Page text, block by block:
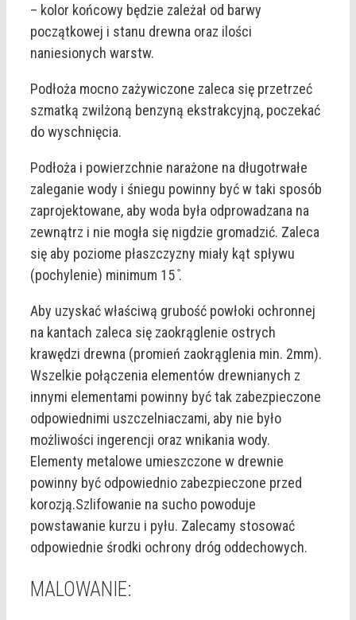
– kolor końcowy będzie zależał od barwy
początkowej i stanu drewna oraz ilości
naniesionych warstw.
Podłoża mocno zażywiczone zaleca się przetrzeć
szmatką zwilżoną benzyną ekstrakcyjną, poczekać
do wyschnięcia.
Podłoża i powierzchnie narażone na długotrwałe
zaleganie wody i śniegu powinny być w taki sposób
zaprojektowane, aby woda była odprowadzana na
zewnątrz i nie mogła się nigdzie gromadzić. Zaleca
się aby poziome płaszczyzny miały kąt spływu
(pochylenie) minimum 15 ̊.
Aby uzyskać właściwą grubość powłoki ochronnej
na kantach zaleca się zaokrąglenie ostrych
krawędzi drewna (promień zaokrąglenia min. 2mm).
Wszelkie połączenia elementów drewnianych z
innymi elementami powinny być tak zabezpieczone
odpowiednimi uszczelniaczami, aby nie było
możliwości ingerencji oraz wnikania wody.
Elementy metalowe umieszczone w drewnie
powinny być odpowiednio zabezpieczone przed
korozją.Szlifowanie na sucho powoduje
powstawanie kurzu i pyłu. Zalecamy stosować
odpowiednie środki ochrony dróg oddechowych.
MALOWANIE: